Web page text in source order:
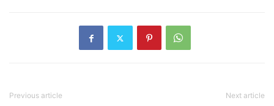
Previous article Next article